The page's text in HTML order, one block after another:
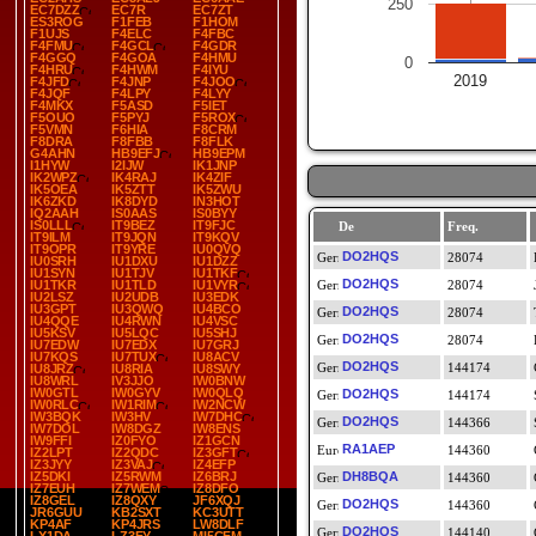
EC7DZZ
EC7R
EC7ZT
ES3ROG
F1FEB
F1HOM
F1UJS
F4ELC
F4FBC
F4FMU
F4GCL
F4GDR
F4GGQ
F4GOA
F4HMU
F4HRU
F4HWM
F4IYU
F4JFD
F4JNP
F4JOO
F4JQF
F4LPY
F4LYY
F4MKX
F5ASD
F5IET
F5OUO
F5PYJ
F5ROX
F5VMN
F6HIA
F8CRM
F8DRA
F8FBB
F8FLK
G4AHN
HB9EFJ
HB9EPM
I1HYW
I2IJW
IK1JNP
IK2WPZ
IK4RAJ
IK4ZIF
IK5OEA
IK5ZTT
IK5ZWU
IK6ZKD
IK8DYD
IN3HOT
IQ2AAH
IS0AAS
IS0BYY
IS0LLL
IT9BEZ
IT9FJC
IT9ILM
IT9JQN
IT9KQV
IT9OPR
IT9YRE
IU0QVQ
IU0SRH
IU1DXU
IU1DZZ
IU1SYN
IU1TJV
IU1TKF
IU1TKR
IU1TLD
IU1VYR
IU2LSZ
IU2UDB
IU3EDK
IU3GPT
IU3QWQ
IU4BCO
IU4QQE
IU4RWN
IU4VSC
IU5KSV
IU5LQC
IU5SHJ
IU7EDW
IU7EDX
IU7GRJ
IU7KQS
IU7TUX
IU8ACV
IU8JRZ
IU8RIA
IU8SWY
IU8WRL
IV3JJO
IW0BNW
IW0GTL
IW0GYV
IW0QLQ
IW0RLC
IW1RIM
IW2NCW
IW3BQK
IW3HV
IW7DHC
IW7DOL
IW8DGZ
IW8ENS
IW9FFI
IZ0FYO
IZ1GCN
IZ2LPT
IZ2QDC
IZ3GFT
IZ3JYY
IZ3VAJ
IZ4EFP
IZ5DKI
IZ5RWM
IZ6BRJ
IZ7EUH
IZ7WEM
IZ8DFO
IZ8GEL
IZ8QXY
JF6XQJ
JR6GUU
KB2SXT
KC3UTT
KP4AF
KP4JRS
LW8DLF
2019
0
250
De Freq.
DO2HQS
28074
DO2HQS
28074
DO2HQS
28074
DO2HQS
28074
DO2HQS
144174
DO2HQS
144174
DO2HQS
144366
RA1AEP
144360
DH8BQA
144360
DO2HQS
144360
DO2HQS
144140